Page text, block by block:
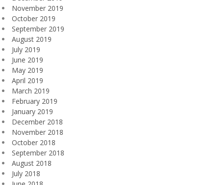
November 2019
October 2019
September 2019
August 2019
July 2019
June 2019
May 2019
April 2019
March 2019
February 2019
January 2019
December 2018
November 2018
October 2018
September 2018
August 2018
July 2018